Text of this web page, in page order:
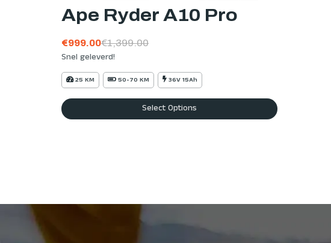
Ape Ryder A10 Pro
€999.00€1,399.00
Snel geleverd!
25 KM 50-70 KM 36V 15Ah
Select Options